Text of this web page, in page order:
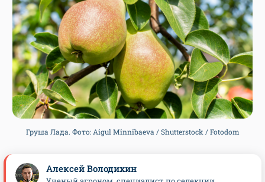
Груша Лада. Фото: Aigul Minnibaeva / Shutterstock / Fotodom
Алексей Володихин